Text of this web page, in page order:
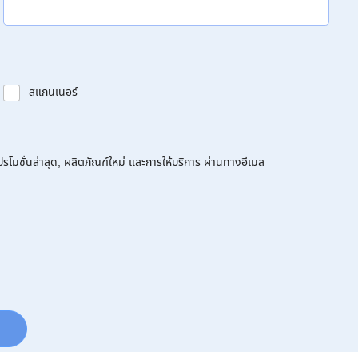
สแกนเนอร์
โมชั่นล่าสุด, ผลิตภัณฑ์ใหม่ และการให้บริการ ผ่านทางอีเมล